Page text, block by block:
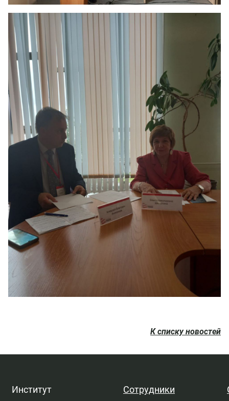
К списку новостей
Институт Сотрудники